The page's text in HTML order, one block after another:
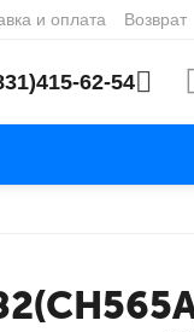
и оплата Возврат
62-54